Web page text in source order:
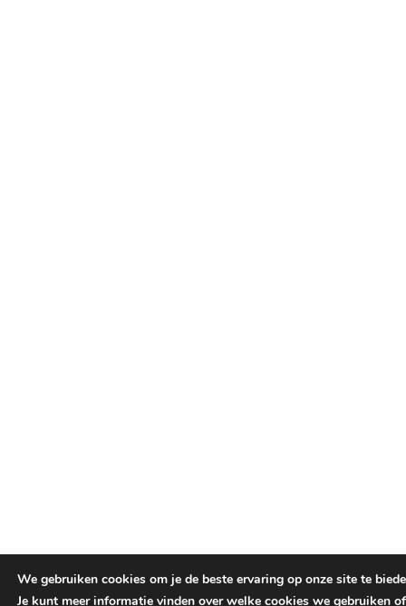
We gebruiken cookies om je de beste ervaring op onze site te
Je kunt meer informatie vinden over welke cookies we gebruiken